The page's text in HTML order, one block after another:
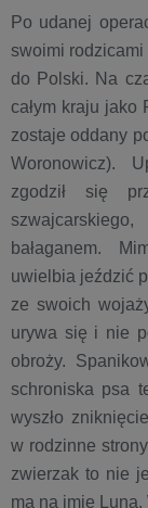
Po udanej
swoimi rodzicami
do Polski. Na
całym kraju jako
zostaje oddany
Woronowicz).
zgodził się
bałaganem.
uwielbia jeździć
ze swoich
urywa się i nie
obroży.
schroniska psa
wyszło
w rodzinne
zwierzak to nie
ma na imię